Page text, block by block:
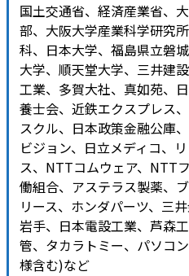
国土交通省、経済産業省、
部、大阪大学産業科学研究
科、日本大学、福島県立磐
大学、順天堂大学、三井建
工業、多賀大社、真如苑、
養士会、近鉄エクスプレス
スクル、日本政策金融公庫
ビジョン、日立メディコ、
ス、NTTコムウェア、NTT
働組合、アステラス製薬、
リース、ホンダパーツ、三
岩手、日本電設工業、芦森
管、タカラトミー、パソコ
様含む)など